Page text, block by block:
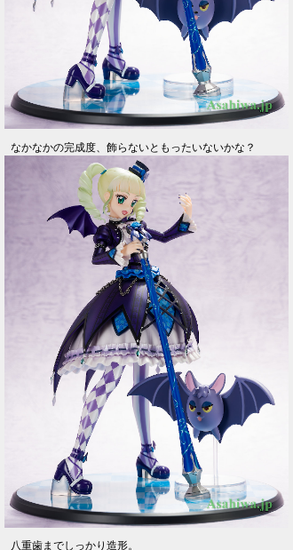
なかなかの完成度、飾らないともったいないかな？
八重歯までしっかり造形。